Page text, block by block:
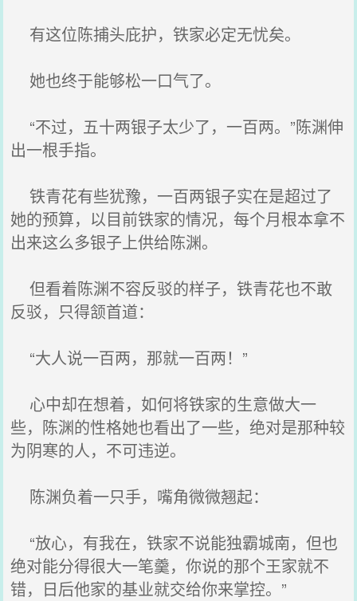
有这位陈捕头庇护，铁家必定无忧矣。
她也终于能够松一口气了。
“不过，五十两银子太少了，一百两。”陈渊伸
出一根手指。
铁青花有些犹豫，一百两银子实在是超过了
她的预算，以目前铁家的情况，每个月根本拿不
出来这么多银子上供给陈渊。
但看着陈渊不容反驳的样子，铁青花也不敢
反驳，只得颔首道：
“大人说一百两，那就一百两！”
心中却在想着，如何将铁家的生意做大一
些，陈渊的性格她也看出了一些，绝对是那种较
为阴寒的人，不可违逆。
陈渊负着一只手，嘴角微微翘起：
“放心，有我在，铁家不说能独霸城南，但也
绝对能分得很大一笔羹，你说的那个王家就不
错，日后他家的基业就交给你来掌控。”